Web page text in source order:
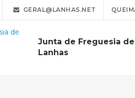
GERAL@LANHAS.NET
Junta de Freguesia de
Lanhas